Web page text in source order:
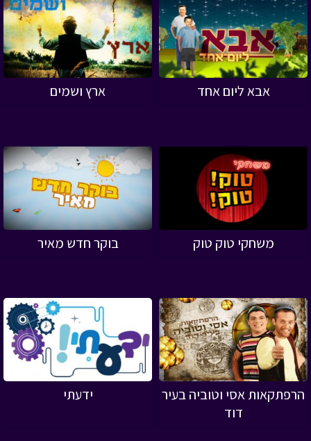
אבא ליום אחד ארץ ושמים
משחקי טוק טוק בוקר חדש מאיר
הרפתקאות אסי וטוביה בעיר
דוד
ידעתי